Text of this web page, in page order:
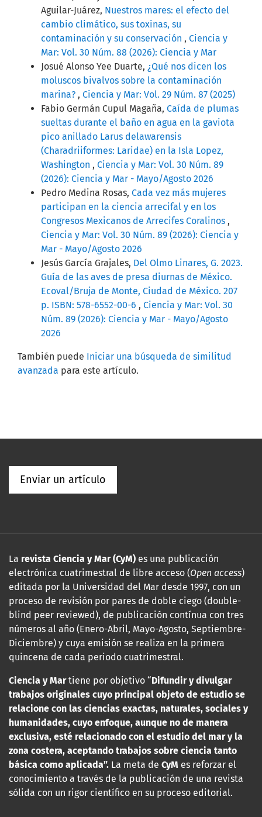
Aguilar-Juárez, Nuestros mares: el efecto del
cambio climático, sus toxinas, su
contaminación y su conservación , Ciencia y
Mar: Vol. 30 Núm. 88 (2026): Ciencia y Mar
Josué Alonso Yee Duarte, ¿Qué nos dicen los
moluscos bivalvos sobre la contaminación
marina? , Ciencia y Mar: Vol. 29 Núm. 87 (2025)
Fabio Germán Cupul Magaña, Caída de plumas
sueltas durante el baño en agua en la gaviota
pico anillado Larus delawarensis
(Charadriiformes: Laridae) en la Isla Lopez,
Washington , Ciencia y Mar: Vol. 30 Núm. 89
(2026): Ciencia y Mar - Mayo/Agosto 2026
Pedro Medina Rosas, Cada vez más mujeres
participan en la ciencia arrecifal y en los
Congresos Mexicanos de Arrecifes Coralinos ,
Ciencia y Mar: Vol. 30 Núm. 89 (2026): Ciencia y
Mar - Mayo/Agosto 2026
Jesús García Grajales, Del Olmo Linares, G. 2023.
Guía de las aves de presa diurnas de México.
Ecoval/Bruja de Monte, Ciudad de México. 207
p. ISBN: 578-6552-00-6 , Ciencia y Mar: Vol. 30
Núm. 89 (2026): Ciencia y Mar - Mayo/Agosto
2026
También puede Iniciar una búsqueda de similitud
avanzada para este artículo.
Enviar un artículo
La revista Ciencia y Mar (CyM) es una publicación
electrónica cuatrimestral de libre acceso (Open access)
editada por la Universidad del Mar desde 1997, con un
proceso de revisión por pares de doble ciego (double-
blind peer reviewed), de publicación contínua con tres
números al año (Enero-Abril, Mayo-Agosto, Septiembre-
Diciembre) y cuya emisión se realiza en la primera
quincena de cada periodo cuatrimestral.
Ciencia y Martiene por objetivo “Difundir y divulgar
trabajos originales cuyo principal objeto de estudio se
relacione con las ciencias exactas, naturales, sociales y
humanidades, cuyo enfoque, aunque no de manera
exclusiva, esté relacionado con el estudio del mar y la
zona costera, aceptando trabajos sobre ciencia tanto
básica como aplicada”. La meta de CyM es reforzar el
conocimiento a través de la publicación de una revista
sólida con un rigor científico en su proceso editorial.